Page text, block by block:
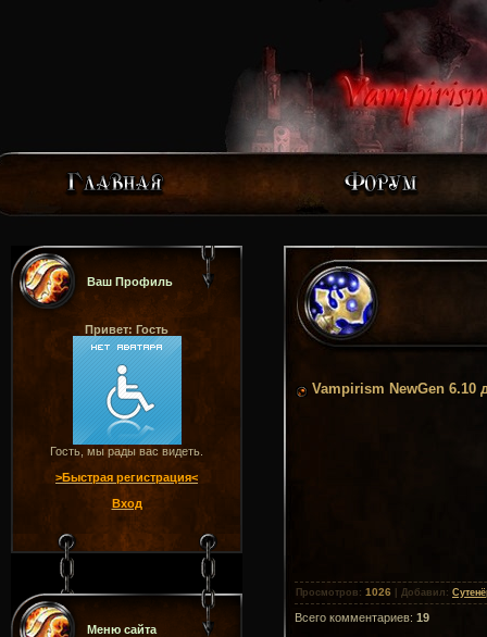
Ваш Профиль
Привет: Гость
Гость, мы рады вас видеть.
>Быстрая регистрация<
Вход
Меню сайта
Vampirism NewGen 6.10
Просмотров : 1026 Добавил :
Всего комментариев: 19